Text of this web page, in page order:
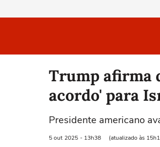
Trump afirma
acordo' para
Presidente americano
5 out 2025 - 13h38 (atualizado às